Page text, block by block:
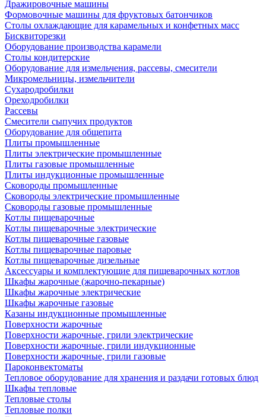
Дражировочные машины
Формовочные машины для фруктовых батончиков
Столы охлаждающие для карамельных и конфетных масс
Бисквиторезки
Оборудование производства карамели
Столы кондитерские
Оборудование для измельчения, рассевы, смесители
Микромельницы, измельчители
Сухародробилки
Ореходробилки
Рассевы
Смесители сыпучих продуктов
Оборудование для общепита
Плиты промышленные
Плиты электрические промышленные
Плиты газовые промышленные
Плиты индукционные промышленные
Сковороды промышленные
Сковороды электрические промышленные
Сковороды газовые промышленные
Котлы пищеварочные
Котлы пищеварочные электрические
Котлы пищеварочные газовые
Котлы пищеварочные паровые
Котлы пищеварочные дизельные
Аксессуары и комплектующие для пищеварочных котлов
Шкафы жарочные (жарочно-пекарные)
Шкафы жарочные электрические
Шкафы жарочные газовые
Казаны индукционные промышленные
Поверхности жарочные
Поверхности жарочные, грили электрические
Поверхности жарочные, грили индукционные
Поверхности жарочные, грили газовые
Пароконвектоматы
Тепловое оборудование для хранения и раздачи готовых блюд
Шкафы тепловые
Тепловые столы
Тепловые полки